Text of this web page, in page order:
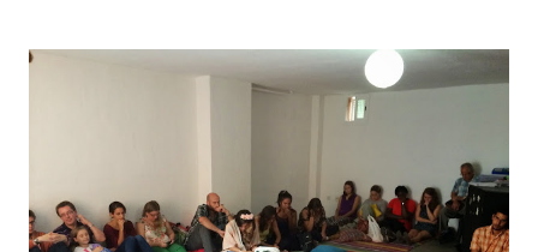
nuestra voluntad es transformada por experiencia no por
información, de ahí que esta nueva etapa nos anima mucho a